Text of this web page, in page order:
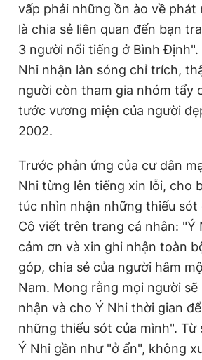
vấp phải những ồn ào về phát
là chia sẻ liên quan đến bạn
3 người nổi tiếng ở Bình Định".
Nhi nhận làn sóng chỉ trích,
người còn tham gia nhóm tẩy
tước vương miện của người
2002.
Trước phản ứng của cư dân
Nhi từng lên tiếng xin lỗi, cho
túc nhìn nhận những thiếu sót
Cô viết trên trang cá nhân: "Ý
cảm ơn và xin ghi nhận toàn
góp, chia sẻ của người hâm
Nam. Mong rằng mọi người
nhận và cho Ý Nhi thời gian
những thiếu sót của mình". Từ
Ý Nhi gần như "ở ẩn", không